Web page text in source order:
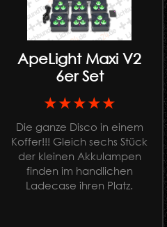
ApeLight Maxi V2
6er Set
★★★★★
Die ganze Disco in einem
Koffer!!! Gleich sechs Stück
der kleinen Akkulampen
finden im handlichen
Ladecase ihren Platz.